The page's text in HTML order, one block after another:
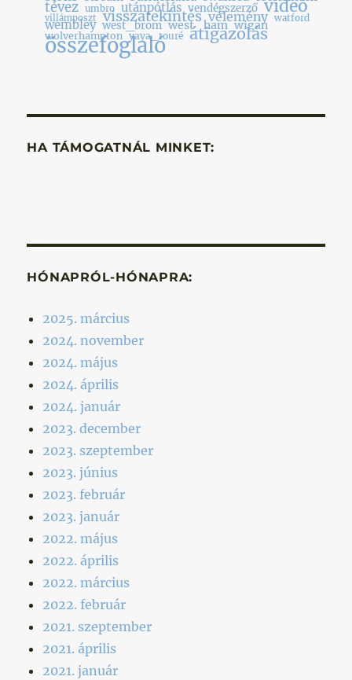
tévez umbro utánpótlás vendégszerző videó
villámposzt visszatekintés vélemény watford
wembley west_brom west_ham wigan
wolverhampton yaya_touré átigazolás
összefoglaló
HA TÁMOGATNÁL MINKET:
HÓNAPRÓL-HÓNAPRA:
2025. március
2024. november
2024. május
2024. április
2024. január
2023. december
2023. szeptember
2023. június
2023. február
2023. január
2022. május
2022. április
2022. március
2022. február
2021. szeptember
2021. április
2021. január